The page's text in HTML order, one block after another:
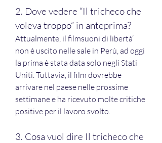
2. Dove vedere “Il tricheco che
voleva troppo” in anteprima?
Attualmente, il filmsuoni di libertà‘
non è uscito nelle sale in Perù, ad oggi
la prima è stata data solo negli Stati
Uniti. Tuttavia, il film dovrebbe
arrivare nel paese nelle prossime
settimane e ha ricevuto molte critiche
positive per il lavoro svolto.
3. Cosa vuol dire Il tricheco che